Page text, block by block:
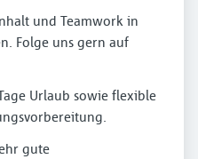
und Teamwork in
Folge uns gern auf
Urlaub sowie flexible
gute